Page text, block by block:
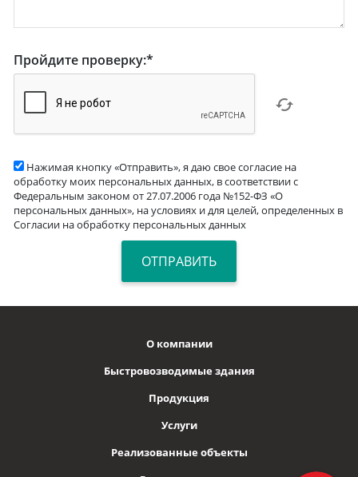
Пройдите проверку:*
Нажимая кнопку «Отправить», я даю свое согласие на
обработку моих персональных данных, в соответствии с
Федеральным законом от 27.07.2006 года №152-ФЗ «О
персональных данных», на условиях и для целей, определенных в
Согласии на обработку персональных данных
О компании
Быстровозводимые здания
Продукция
Услуги
Реализованные объекты